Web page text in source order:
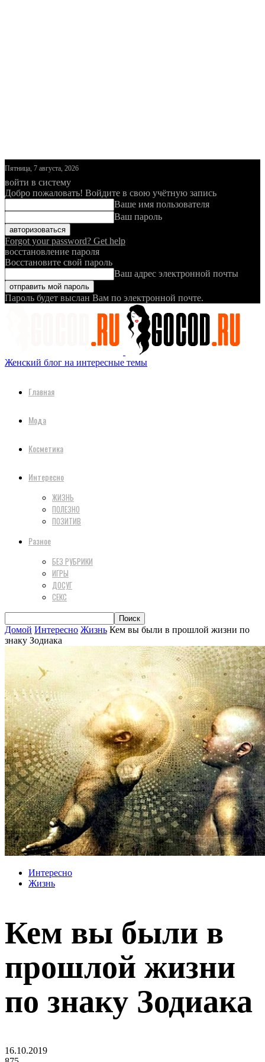
Пятница, 7 августа, 2026
войти в систему
Добро пожаловать! Войдите в свою учётную запись
Ваше имя пользователя
Ваш пароль
Forgot your password? Get help
восстановление пароля
Восстановите свой пароль
Ваш адрес электронной почты
Пароль будет выслан Вам по электронной почте.
Женский блог на интересные темы
Главная
Мода
Косметика
Интересно
ЖИЗНЬ
ПОЛЕЗНО
ПОЗИТИВ
Разное
БЕЗ РУБРИКИ
ИГРЫ
ДОСУГ
СЕКС
Домой Интересно Жизнь Кем вы были в прошлой жизни по
знаку Зодиака
Интересно
Жизнь
Кем вы были в
прошлой жизни
по знаку Зодиака
16.10.2019